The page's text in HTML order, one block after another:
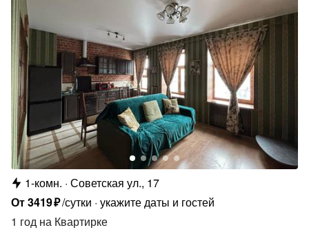
1-комн. Советская ул., 17
От3419₽/сутки укажите даты и гостей
1 год на Квартирке